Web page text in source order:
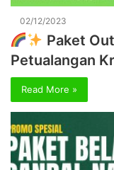
02/12/2023
Paket
Petualangan
Read More »